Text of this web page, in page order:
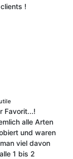
!
Favorit...!
alle Arten
und waren
viel davon
1 bis 2